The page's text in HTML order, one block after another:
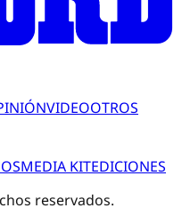
VIDEOOTROS
MEDIA KITEDICIONES
reservados.